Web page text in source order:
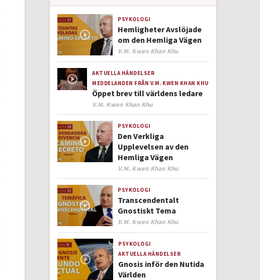
PSYKOLOGI
Hemligheter Avslöjade
om den Hemliga Vägen
Author
V.M. Kwen Khan Khu
AKTUELLA HÄNDELSER
MEDDELANDEN FRÅN V.M. KWEN KHAN KHU
Öppet brev till världens ledare
Author
V.M. Kwen Khan Khu
PSYKOLOGI
Den Verkliga
Upplevelsen av den
Hemliga Vägen
Author
V.M. Kwen Khan Khu
PSYKOLOGI
Transcendentalt
Gnostiskt Tema
Author
V.M. Kwen Khan Khu
PSYKOLOGI
AKTUELLA HÄNDELSER
Gnosis inför den Nutida
Världen